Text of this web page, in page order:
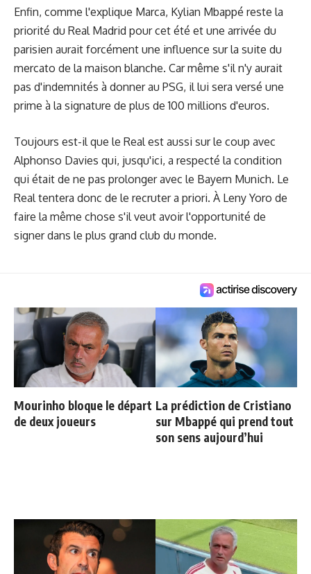
Enfin, comme l'explique Marca, Kylian Mbappé reste la
priorité du Real Madrid pour cet été et une arrivée du
parisien aurait forcément une influence sur la suite du
mercato de la maison blanche. Car même s'il n'y aurait
pas d'indemnités à donner au PSG, il lui sera versé une
prime à la signature de plus de 100 millions d'euros.
Toujours est-il que le Real est aussi sur le coup avec
Alphonso Davies qui, jusqu'ici, a respecté la condition
qui était de ne pas prolonger avec le Bayern Munich. Le
Real tentera donc de le recruter a priori. À Leny Yoro de
faire la même chose s'il veut avoir l'opportunité de
signer dans le plus grand club du monde.
Mourinho bloque le départ
de deux joueurs
La prédiction de Cristiano
sur Mbappé qui prend tout
son sens aujourd’hui